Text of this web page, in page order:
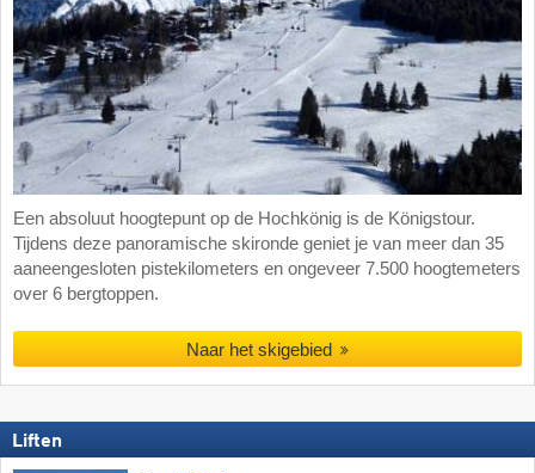
Een absoluut hoogtepunt op de Hochkönig is de Königstour.
Tijdens deze panoramische skironde geniet je van meer dan 35
aaneengesloten pistekilometers en ongeveer 7.500 hoogtemeters
over 6 bergtoppen.
Naar het skigebied
Liften